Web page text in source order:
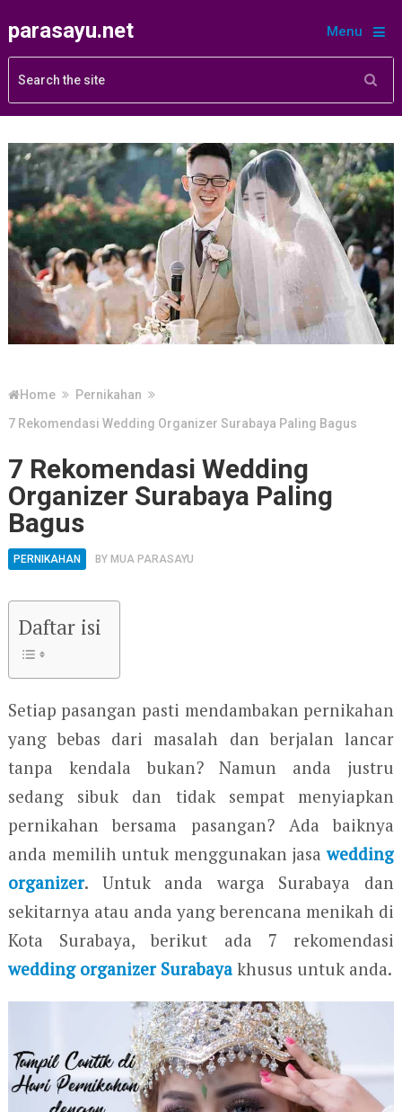
parasayu.net Menu
Home
Pernikahan
7 Rekomendasi Wedding Organizer Surabaya Paling Bagus
7 Rekomendasi Wedding
Organizer Surabaya Paling
Bagus
PERNIKAHAN BY MUA PARASAYU
Daftar isi
Setiap pasangan pasti mendambakan pernikahan
yang bebas dari masalah dan berjalan lancar
tanpa kendala bukan? Namun anda justru
sedang sibuk dan tidak sempat menyiapkan
pernikahan bersama pasangan? Ada baiknya
anda memilih untuk menggunakan jasawedding
organizer. Untuk anda warga Surabaya dan
sekitarnya atau anda yang berencana menikah di
Kota Surabaya, berikut ada 7 rekomendasi
wedding organizer Surabayakhusus untuk anda.